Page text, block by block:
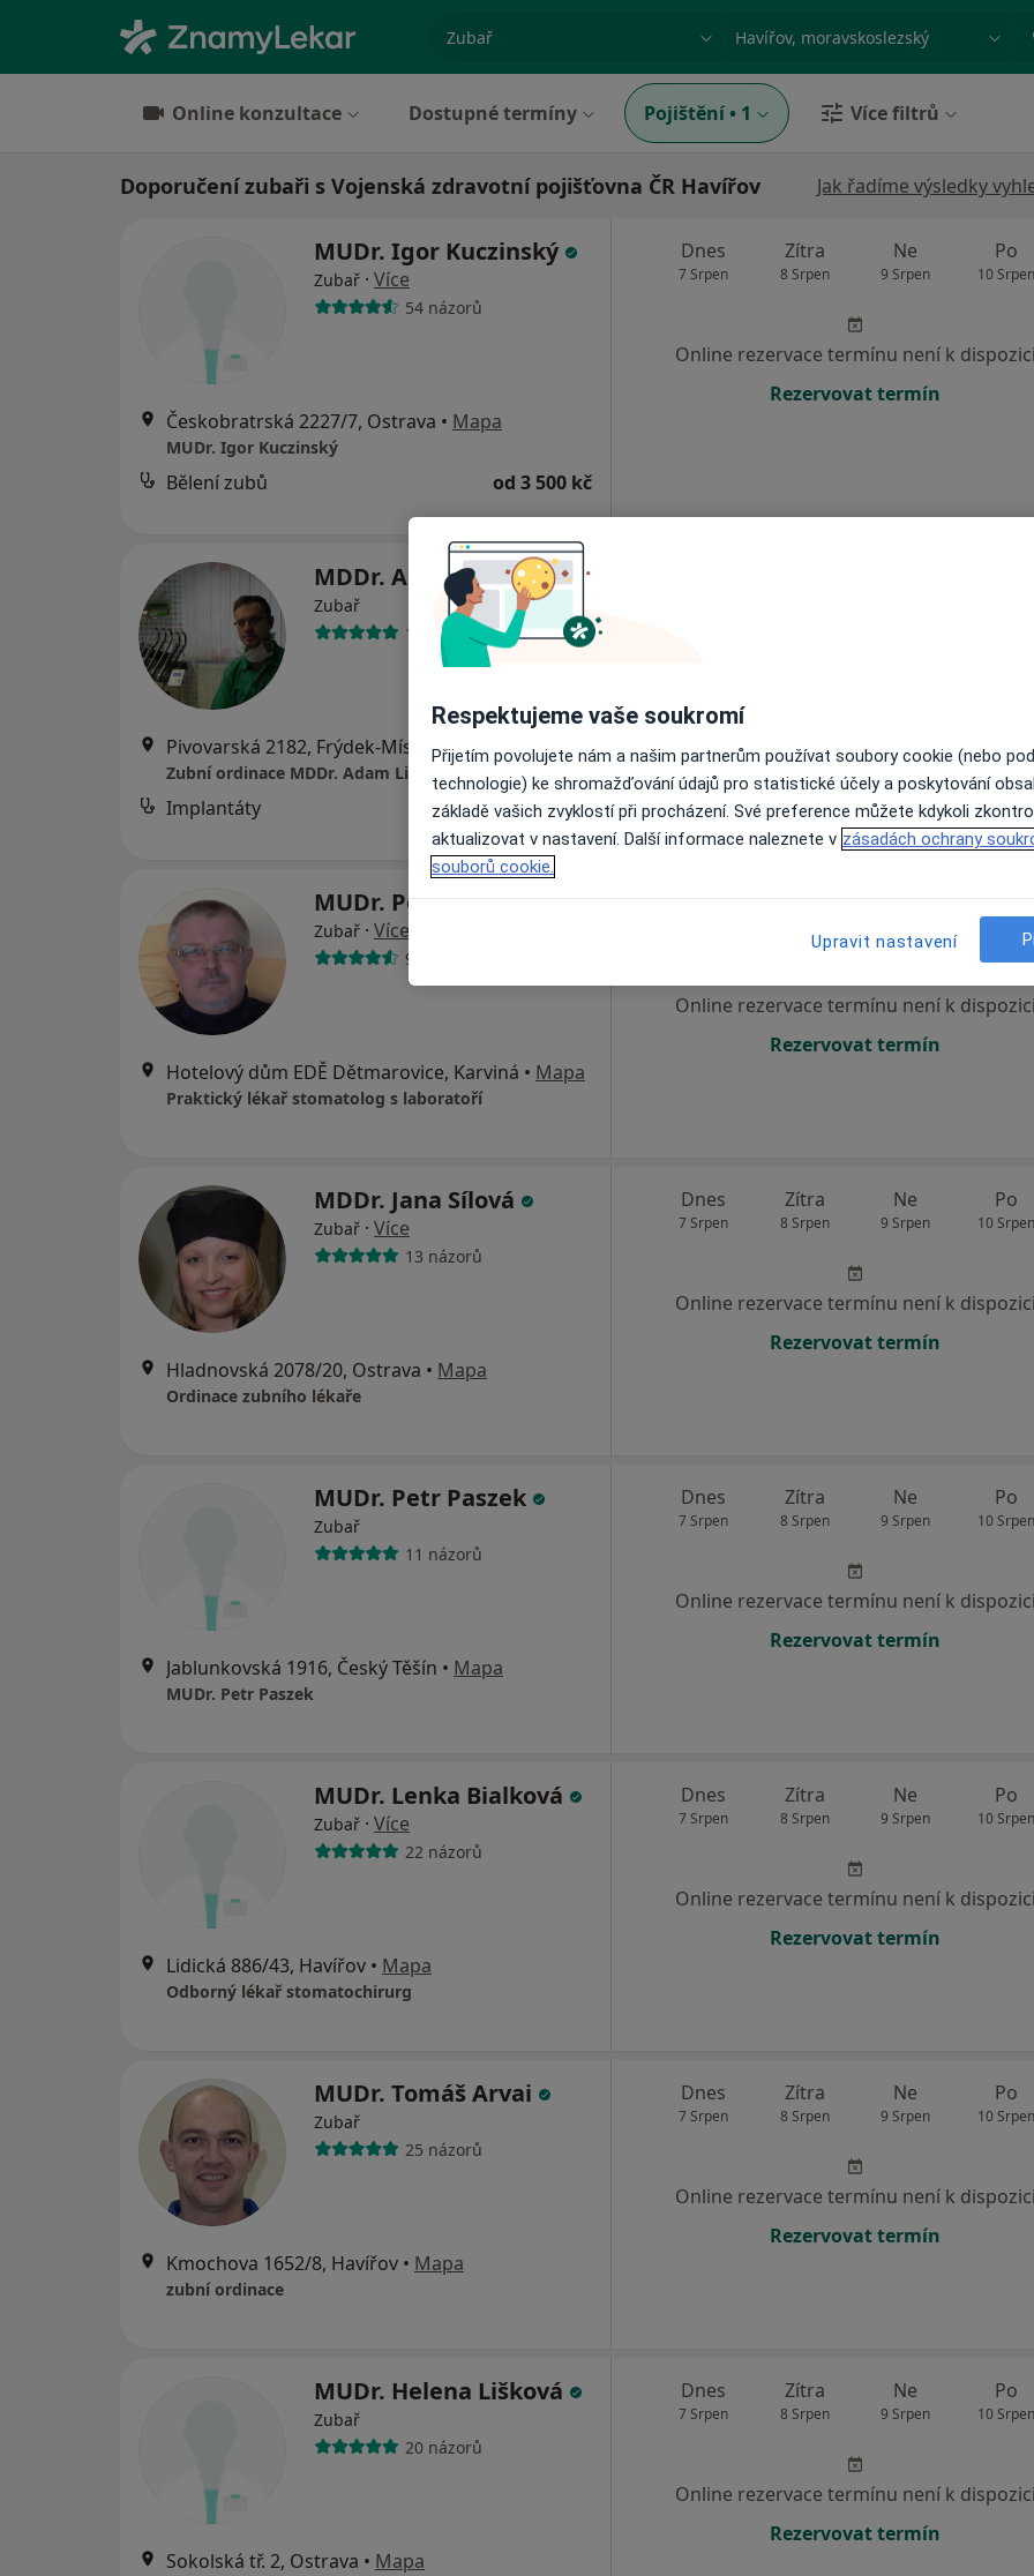
specializace, nemoc nebo příjmení Město nebo region
Online konzultace Dostupné termíny Pojištění • 1 Více filtrů
Doporučení zubaři s Vojenská zdravotní pojišťovna ČR Havířov Jak řadíme výsledky
MUDr. Igor Kuczinský
Zubař · Více
54 názorů
Českobratrská 2227/7, Ostrava • Mapa
MUDr. Igor Kuczinský
Bělení zubů od 3 500 kč
Dnes
7 Srpen
Zítra
8 Srpen
Ne
9 Srpen
Po
10 Srpen
Online rezervace termínu není k dispozici
Rezervovat termín
MDDr. Adam Literák
Zubař
15 názorů
Pivovarská 2182, Frýdek-Místek• Mapa
Zubní ordinace MDDr. Adam Literák
Implantáty 8 000 Kč
MUDr. Petr Rucki
Zubař · Více
9 názorů
Hotelový dům EDĚ Dětmarovice, Karviná • Mapa
Praktický lékař stomatolog s laboratoří
10 Srpen
Online rezervace termínu není k dispozici
Rezervovat termín
MDDr. Jana Sílová
Zubař · Více
13 názorů
Hladnovská 2078/20, Ostrava • Mapa
Ordinace zubního lékaře
Dnes
7 Srpen
Zítra
8 Srpen
Ne
9 Srpen
Po
10 Srpen
Online rezervace termínu není k dispozici
Rezervovat termín
MUDr. Petr Paszek
Zubař
11 názorů
Jablunkovská 1916, Český Těšín • Mapa
MUDr. Petr Paszek
Dnes
7 Srpen
Zítra
8 Srpen
Ne
9 Srpen
Po
10 Srpen
Online rezervace termínu není k dispozici
Rezervovat termín
MUDr. Lenka Bialková
Zubař · Více
22 názorů
Lidická 886/43, Havířov • Mapa
Odborný lékař stomatochirurg
Dnes
7 Srpen
Zítra
8 Srpen
Ne
9 Srpen
Po
10 Srpen
Online rezervace termínu není k dispozici
Rezervovat termín
MUDr. Tomáš Arvai
Zubař
25 názorů
Kmochova 1652/8, Havířov • Mapa
zubní ordinace
Dnes
7 Srpen
Zítra
8 Srpen
Ne
9 Srpen
Po
10 Srpen
Online rezervace termínu není k dispozici
Rezervovat termín
MUDr. Helena Lišková
Zubař
20 názorů
Sokolská tř. 2, Ostrava • Mapa
Dnes
7 Srpen
Zítra
8 Srpen
Ne
9 Srpen
Po
10 Srpen
Online rezervace termínu není k dispozici
Rezervovat termín
Respektujeme vaše soukromí
Přijetím povolujete nám a našim partnerům používat soubory cookie (nebo
technologie) ke shromažďování údajů pro statistické účely a poskytování
základě vašich zvyklostí při procházení. Své preference můžete kdykoli
aktualizovat v nastavení. Další informace naleznete v zásadách ochrany
souborů cookie.
Upravit nastavení